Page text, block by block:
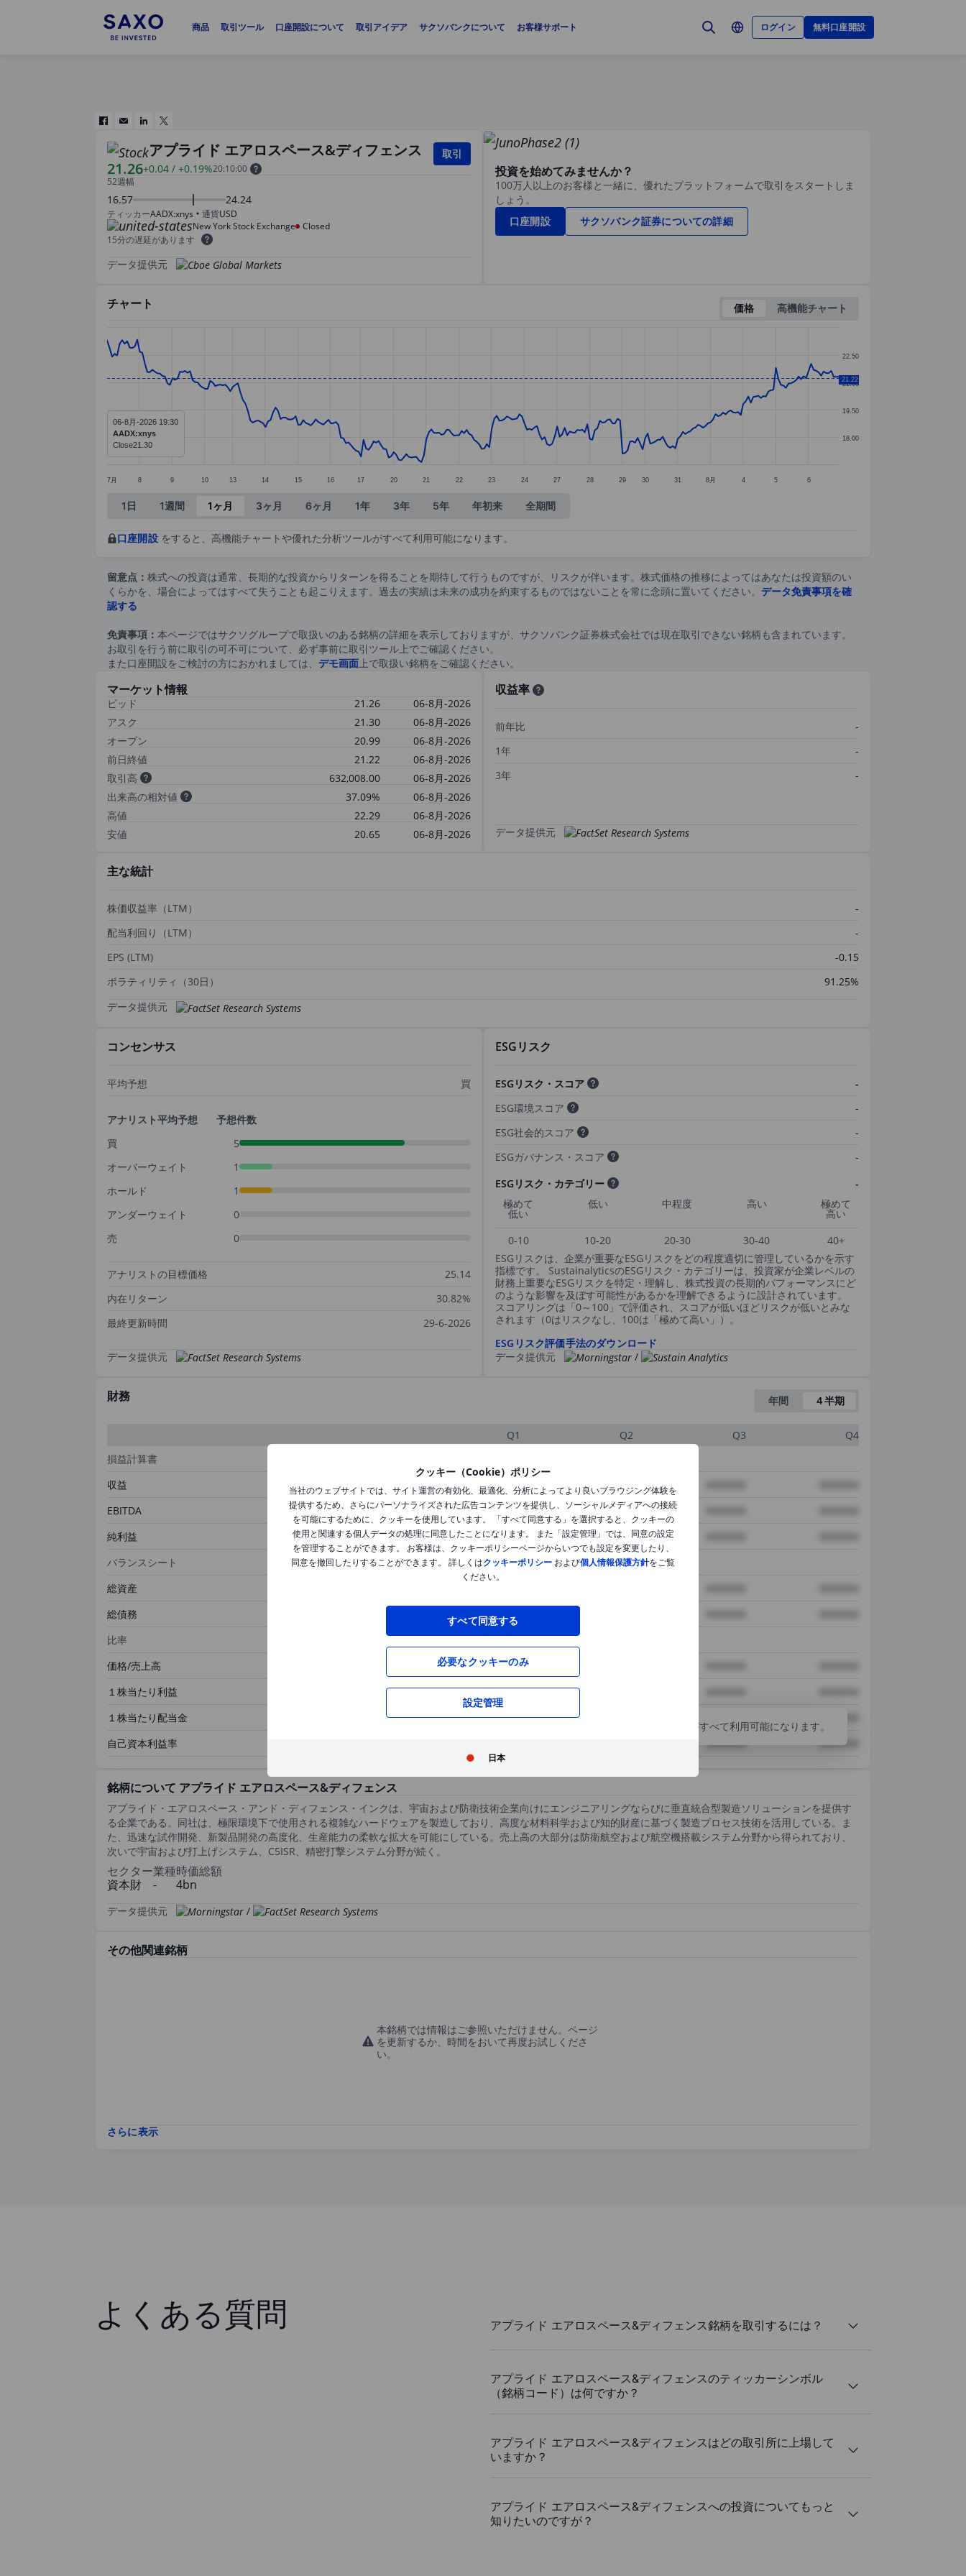
商品 取引ツール 口座開設について 取引アイデア サクソバンクについて お客様サポート ログイン 無料口座開設
クッキー（Cookie）ポリシー
当社のウェブサイトでは、サイト運営の有効化、最適化、分析によってより良いブラウジング体験を
提供するため、さらにパーソナライズされた広告コンテンツを提供し、ソーシャルメディアへの接続
を可能にするために、クッキーを使用しています。 「すべて同意する」を選択すると、クッキーの
使用と関連する個人データの処理に同意したことになります。 また「設定管理」では、同意の設定
を管理することができます。 お客様は、クッキーポリシーページからいつでも設定を変更したり、
同意を撤回したりすることができます。 詳しくはクッキーポリシー および個人情報保護方針をご覧
ください。
すべて同意する
必要なクッキーのみ
設定管理
日本
アプライド エアロスペース&ディフェンス
21.26+0.04 / +0.19%20:10:00
取引
52週幅
16.57 24.24
ティッカーAADX:xnys 通貨USD
New York Stock Exchange
Closed
15分の遅延があります
データ提供元
投資を始めてみませんか？
100万人以上のお客様と一緒に、優れたプラットフォームで取引をスタートしま
しょう。
口座開設
サクソバンク証券についての詳細
チャート 価格 高機能チャート
Line chart with 292 data points.
The chart has 1 X axis displaying categories.
The chart has 1 Y axis displaying values. Data ranges from 16.62 to 23.34.
7月 8 9 10 13 14 15 16 17 20 21 22 23 24 27 28 29 30 31 8月 4 5 6
18.00
19.50
21.00
22.50
21.22
06-8月-2026 19:30
AADX:xnys
Close21.30
End of interactive chart.
1日 1週間 1ヶ月 3ヶ月 6ヶ月 1年 3年 5年 年初来 全期間
口座開設をすると、高機能チャートや優れた分析ツールがすべて利用可能になります。
留意点： 株式への投資は通常、長期的な投資からリターンを得ることを期待して行うものですが、リスクが伴います。株式価格の推移によってはあなたは投資額のい
くらかを、場合によってはすべて失うことも起こりえます。過去の実績は未来の成功を約束するものではないことを常に念頭に置いてください。 データ免責事項を確
認する
免責事項： 本ページではサクソグループで取扱いのある銘柄の詳細を表示しておりますが、サクソバンク証券株式会社では現在取引できない銘柄も含まれています。
お取引を行う前に取引の可不可について、必ず事前に取引ツール上でご確認ください。
また口座開設をご検討の方におかれましては、 デモ画面上で取扱い銘柄をご確認ください。
マーケット情報
ビッド 21.26
06-8月-2026
アスク
21.30
06-8月-2026
オープン
20.99
06-8月-2026
前日終値
21.22
06-8月-2026
取引高
632,008.00
06-8月-2026
出来高の相対値
37.09%
06-8月-2026
高値
22.29
06-8月-2026
安値
20.65 06-8月-2026
収益率
前年比
-
1年
-
3年
-
データ提供元
主な統計
株価収益率（LTM）
-
配当利回り（LTM）
-
EPS (LTM)
-0.15
ボラティリティ（30日）
91.25%
データ提供元
コンセンサス
平均予想 買
アナリスト平均予想
予想件数
買
5
オーバーウェイト
1
ホールド
1
アンダーウェイト
0
売
0
アナリストの目標価格
25.14
内在リターン
30.82%
最終更新時間
29-6-2026
データ提供元
ESGリスク
ESGリスク・スコア
-
ESG環境スコア
-
ESG社会的スコア
-
ESGガバナンス・スコア
-
ESGリスク・カテゴリー
-
極めて
低い
低い 中程度 高い 極めて
高い
0-10
10-20 20-30 30-40
40+
ESGリスクは、企業が重要なESGリスクをどの程度適切に管理しているかを示す
指標です。 SustainalyticsのESGリスク・カテゴリーは、投資家が企業レベルの
財務上重要なESGリスクを特定・理解し、株式投資の長期的パフォーマンスにど
のような影響を及ぼす可能性があるかを理解できるように設計されています。
スコアリングは「0～100」で評価され、スコアが低いほどリスクが低いとみな
されます（0はリスクなし、100は「極めて高い」）。
ESGリスク評価手法のダウンロード
データ提供元
/
財務 年間 ４半期
Q1 Q2 Q3
Q4
損益計算書
収益
XXXXXXX XXXXXXX
EBITDA
XXXXXXX XXXXXXX
純利益
XXXXXXX XXXXXXX
バランスシート
総資産
総債務
XXXXXXX
比率
価格/売上高
XXXXXXX
１株当たり利益
XXXXXXX
１株当たり配当金
XXXXXXX
自己資本利益率
XXXXXXX XXXXXXX
で、高機能チャートや優れた分析ツールがすべて利用可能になります。
銘柄について アプライド エアロスペース&ディフェンス
アプライド・エアロスペース・アンド・ディフェンス・インクは、宇宙および防衛技術企業向けにエンジニアリングならびに垂直統合型製造ソリューションを提供す
る企業である。同社は、極限環境下で使用される複雑なハードウェアを製造しており、高度な材料科学および知的財産に基づく製造プロセス技術を活用している。ま
た、迅速な試作開発、新製品開発の高度化、生産能力の柔軟な拡大を可能にしている。売上高の大部分は防衛航空および航空機搭載システム分野から得られており、
次いで宇宙および打上げシステム、C5ISR、精密打撃システム分野が続く。
セクター
資本財
業種
-
時価総額
4bn
データ提供元 /
その他関連銘柄
本銘柄では情報はご参照いただけません。ページ
を更新するか、時間をおいて再度お試しくださ
い。
さらに表示
よくある質問 アプライド エアロスペース&ディフェンス銘柄を取引するには？
アプライド エアロスペース&ディフェンスのティッカーシンボル
（銘柄コード）は何ですか？
アプライド エアロスペース&ディフェンスはどの取引所に上場して
いますか？
アプライド エアロスペース&ディフェンスへの投資についてもっと
知りたいのですが？